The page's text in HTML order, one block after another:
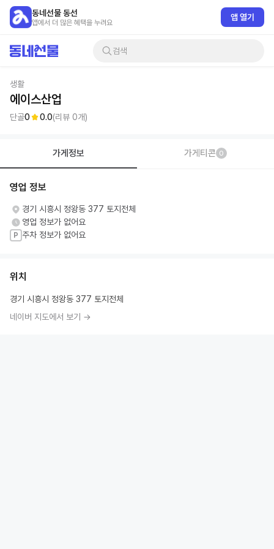
동네선물 동선
앱에서 더 많은 혜택을 누려요
앱 열기
검색
생활
에이스산업
단골0 0.0(리뷰 0개)
가게정보 가게티콘 0
영업 정보
경기 시흥시 정왕동 377 토지전체
영업 정보가 없어요
P 주차 정보가 없어요
위치
경기 시흥시 정왕동 377 토지전체
네이버 지도에서 보기 →